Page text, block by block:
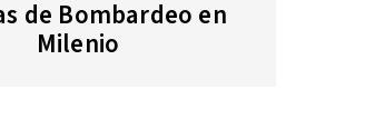
de Bombardeo en
Milenio